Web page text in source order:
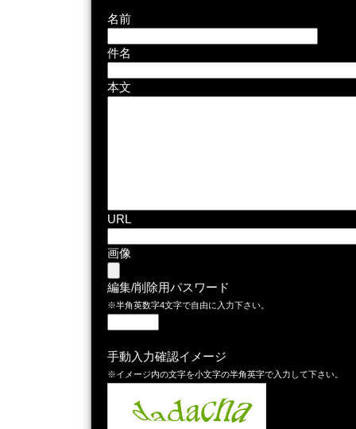
名前
件名
本文
URL
画像
編集/削除用パスワード
※半角英数字4文字で自由に入力下さい。
手動入力確認イメージ
※イメージ内の文字を小文字の半角英字で入力して下さい。